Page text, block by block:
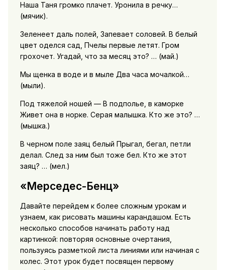
Наша Таня громко плачет. Уронила в речку…
(мячик).
Зеленеет даль полей, Запевает соловей. В белый
цвет оделся сад, Пчелы первые летят. Гром
грохочет. Угадай, что за месяц это? … (май.)
Мы щенка в воде и в мыле Два часа мочалкой…
(мыли).
Под тяжелой ношей — В подполье, в каморке
Живет она в норке. Серая малышка. Кто же это? …
(мышка.)
В черном поле заяц белый Прыгал, бегал, петли
делал. След за ним был тоже бел. Кто же этот
заяц? … (мел.)
«Мерседес-Бенц»
Давайте перейдем к более сложным урокам и
узнаем, как рисовать машины карандашом. Есть
несколько способов начинать работу над
картинкой: повторяя основные очертания,
пользуясь разметкой листа линиями или начиная с
колес. Этот урок будет посвящен первому